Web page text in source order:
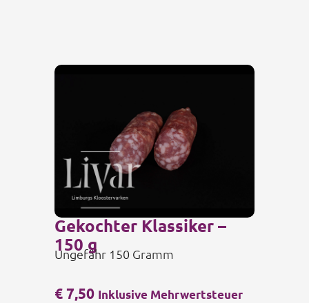
€7,50 Inklusive Mehrwertsteuer
Gekochter Klassiker –
150 g
Ungefähr 150 Gramm